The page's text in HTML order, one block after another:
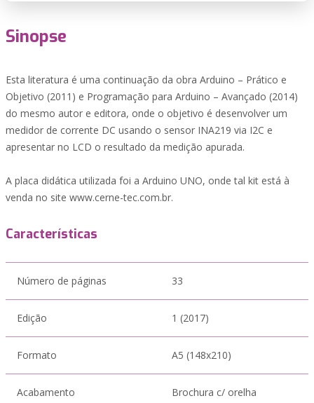
Sinopse
Esta literatura é uma continuação da obra Arduino – Prático e
Objetivo (2011) e Programação para Arduino – Avançado (2014)
do mesmo autor e editora, onde o objetivo é desenvolver um
medidor de corrente DC usando o sensor INA219 via I2C e
apresentar no LCD o resultado da medição apurada.
A placa didática utilizada foi a Arduino UNO, onde tal kit está à
venda no site www.cerne-tec.com.br.
Características
Número de páginas 33
Edição 1 (2017)
Formato A5 (148x210)
Acabamento Brochura c/ orelha